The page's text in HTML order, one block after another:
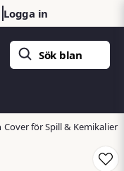
Logga in
för Spill & Kemikalier